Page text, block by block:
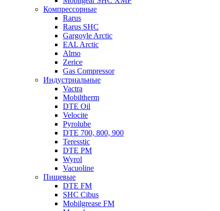
Компрессорные
Rarus
Rarus SHC
Gargoyle Arctic
EAL Arctic
Almo
Zerice
Gas Compressor
Индустриальные
Vactra
Mobiltherm
DTE Oil
Velocite
Pyrolube
DTE 700, 800, 900
Teresstic
DTE PM
Wyrol
Vacuoline
Пищевые
DTE FM
SHC Cibus
Mobilgrease FM